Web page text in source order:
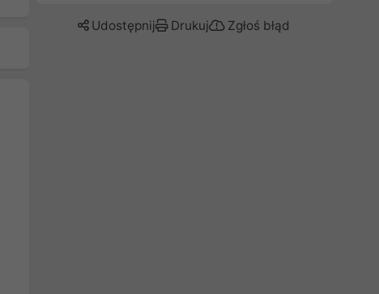
Udostępnij Drukuj Zgłoś błąd